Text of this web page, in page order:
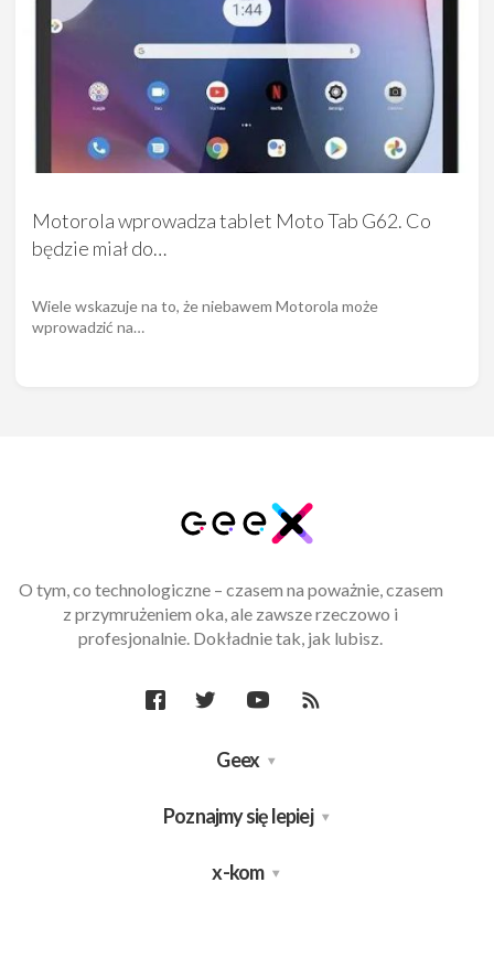
Motorola wprowadza tablet Moto Tab G62. Co
będzie miał do…
Wiele wskazuje na to, że niebawem Motorola może
wprowadzić na…
O tym, co technologiczne – czasem na poważnie, czasem
z przymrużeniem oka, ale zawsze rzeczowo i
profesjonalnie. Dokładnie tak, jak lubisz.
Geex
Poznajmy się lepiej
x-kom